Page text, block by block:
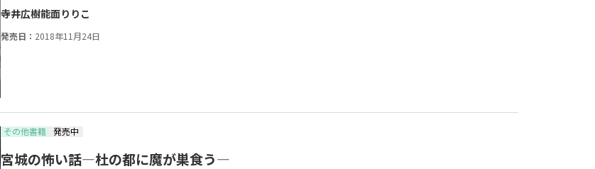
寺井広樹能面りりこ
発売日： 2018年11月24日
その他書籍 発売中
宮城の怖い話―杜の都に魔が巣食う―